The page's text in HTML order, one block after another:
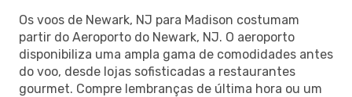
Os voos de Newark, NJ para Madison costumam
partir do Aeroporto do Newark, NJ. O aeroporto
disponibiliza uma ampla gama de comodidades antes
do voo, desde lojas sofisticadas a restaurantes
gourmet. Compre lembranças de última hora ou um